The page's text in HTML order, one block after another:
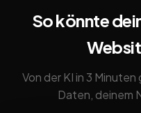
So könnte
Von der KI in 3
Daten, deinem